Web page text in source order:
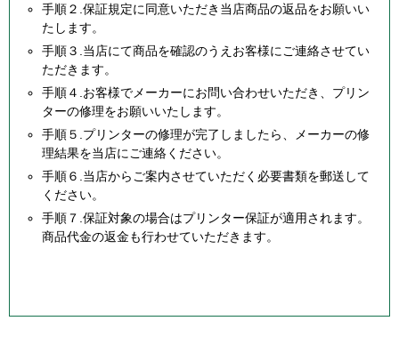
手順２.保証規定に同意いただき当店商品の返品をお願いい
たします。
手順３.当店にて商品を確認のうえお客様にご連絡させてい
ただきます。
手順４.お客様でメーカーにお問い合わせいただき、プリン
ターの修理をお願いいたします。
手順５.プリンターの修理が完了しましたら、メーカーの修
理結果を当店にご連絡ください。
手順６.当店からご案内させていただく必要書類を郵送して
ください。
手順７.保証対象の場合はプリンター保証が適用されます。
商品代金の返金も行わせていただきます。